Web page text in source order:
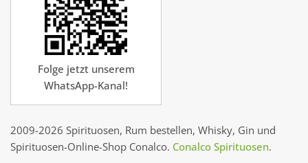
Folge jetzt unserem
WhatsApp-Kanal!
2009-2026 Spirituosen, Rum bestellen, Whisky, Gin und
Spirituosen-Online-Shop Conalco. Conalco Spirituosen.